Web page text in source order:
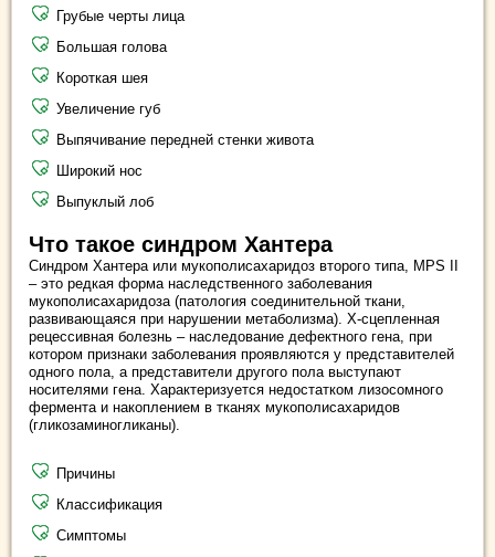
Грубые черты лица
Большая голова
Короткая шея
Увеличение губ
Выпячивание передней стенки живота
Широкий нос
Выпуклый лоб
Что такое синдром Хантера
Синдром Хантера или мукополисахаридоз второго типа, MPS II
– это редкая форма наследственного заболевания
мукополисахаридоза (патология соединительной ткани,
развивающаяся при нарушении метаболизма). Х-сцепленная
рецессивная болезнь – наследование дефектного гена, при
котором признаки заболевания проявляются у представителей
одного пола, а представители другого пола выступают
носителями гена. Характеризуется недостатком лизосомного
фермента и накоплением в тканях мукополисахаридов
(гликозаминогликаны).
Причины
Классификация
Симптомы